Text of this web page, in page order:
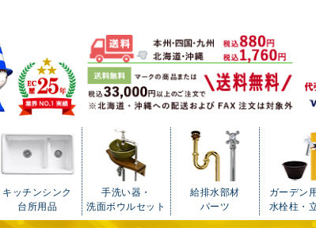
キッチンシンク
台所用品
手洗い器・
洗面ボウルセット
給排水部材
パーツ
ガーデン
水栓柱・